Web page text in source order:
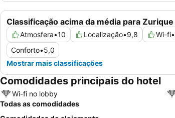
Classificação acima da média para Zurique
Atmosfera•10 Localização•9,8 Wi-fi•
Conforto•5,0
Mostrar mais classificações
Comodidades principais do hotel
Wi-fi no lobby
Todas as comodidades